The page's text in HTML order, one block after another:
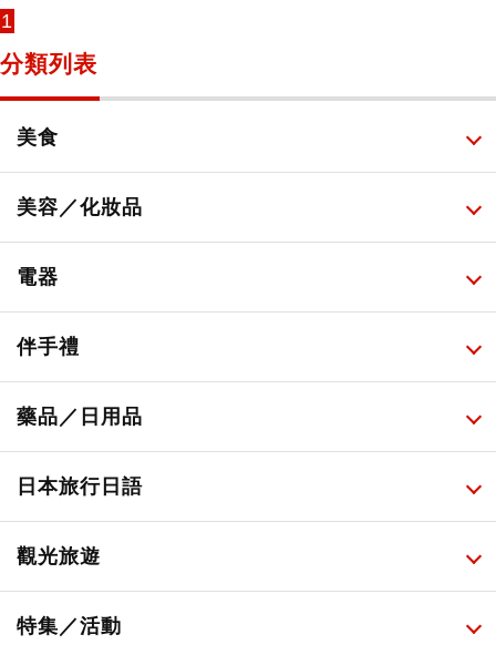
1
分類列表
美食
所有
甜點・菓子
人氣店鋪美食
必吃的日式早餐
日本酒達人
美容／化妝品
所有
便利商店化妝品
藥妝店化妝品
電器
所有
健康/美容儀器
廚房家電
伴手禮
所有
伴手禮排行榜
免稅商店
藥品／日用品
所有
百圓商店
日常用藥
日本旅行日語
所有
觀光旅遊
所有
特集／活動